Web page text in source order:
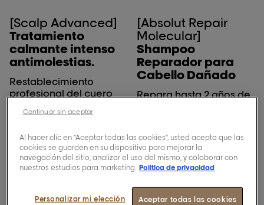
[Scalp Advanced]
Tratamiento
calmante intenso
antimolestias.
Restablecimiento
profesional del cuero
Aprobado por
0/5 (0 opiniones)
[Absolut Repair
Molecular]
Shampoo
Reparador para
Cabello Dañado
Repara hasta 2 años de
0/5 (0 opiniones)
Descubrir más
Al hacer clic en “Aceptar todas las cookies”, usted acepta que las
cookies se guarden en su dispositivo para mejorar la
navegación del sitio, analizar el uso del mismo, y colaborar con
nuestros estudios para marketing. Política de privacidad
Aceptar todas las cookies
Personalizar mi elección
Continuar sin aceptar